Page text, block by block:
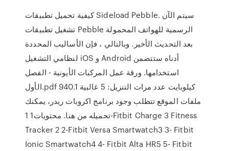
كيفية تحميل تطبيقات Sideload Pebble. سيتم الآن
تشغيل تطبيقات Pebble الرسمية للهواتف المحمولة
بعد التحديث الأخير. وبالتالي ، فإن الأساليب المحددة
لنظامي التشغيل iOS و Android أدناه ستتضمن
استخدامها. ورقة عمل المركبات الأيونية - الفصل
الأول.pdf 940.1 كيلوبايت عدد مرات التنزيل: 5 غالبية
ملفات الموقع تتطلب وجود برنامج اكروبات ريدر، يمكنك
تحميله من هنا. محتويات1 1-Fitbit Charge 3 Fitness
Tracker 2 2-Fitbit Versa Smartwatch3 3- Fitbit
Ionic Smartwatch4 4- Fitbit Alta HR5 5- Fitbit